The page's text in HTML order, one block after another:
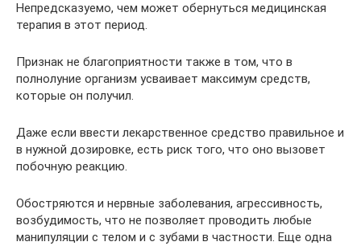
Непредсказуемо, чем может обернуться медицинская
терапия в этот период.
Признак не благоприятности также в том, что в
полнолуние организм усваивает максимум средств,
которые он получил.
Даже если ввести лекарственное средство правильное и
в нужной дозировке, есть риск того, что оно вызовет
побочную реакцию.
Обостряются и нервные заболевания, агрессивность,
возбудимость, что не позволяет проводить любые
манипуляции с телом и с зубами в частности. Еще одна